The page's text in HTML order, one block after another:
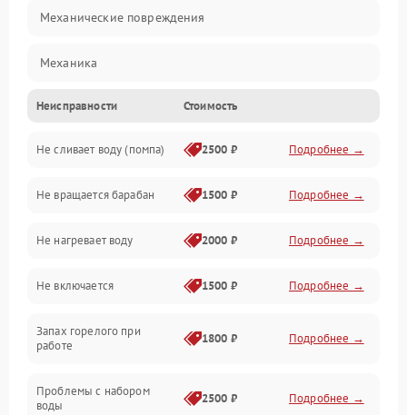
Механические повреждения
Механика
Электропитание
Водоснабжение
Слив
Программное обеспечение
Неисправности Стоимость
Не сливает воду (помпа) 2500 ₽ Подробнее →
Не вращается барабан 1500 ₽ Подробнее →
Не нагревает воду 2000 ₽ Подробнее →
Не включается 1500 ₽ Подробнее →
Запах горелого при
работе
1800 ₽ Подробнее →
Проблемы с набором
воды
2500 ₽ Подробнее →